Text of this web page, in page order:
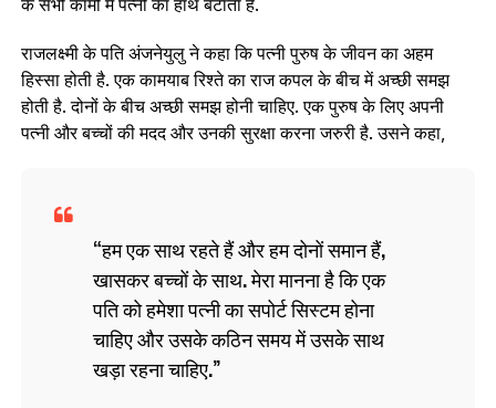
राजलक्ष्मी के पति अंजनेयुलु ने कहा कि पत्नी पुरुष के जीवन का अहम
हिस्सा होती है. एक कामयाब रिश्ते का राज कपल के बीच में अच्छी समझ
होती है. दोनों के बीच अच्छी समझ होनी चाहिए. एक पुरुष के लिए अपनी
पत्नी और बच्चों की मदद और उनकी सुरक्षा करना जरुरी है. उसने कहा,
हम एक साथ रहते हैं और हम दोनों समान हैं,
खासकर बच्चों के साथ. मेरा मानना है कि एक
पति को हमेशा पत्नी का सपोर्ट सिस्टम होना
चाहिए और उसके कठिन समय में उसके साथ
खड़ा रहना चाहिए.